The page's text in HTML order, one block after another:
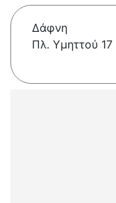
Δάφνη
Πλ. Υμηττού 17